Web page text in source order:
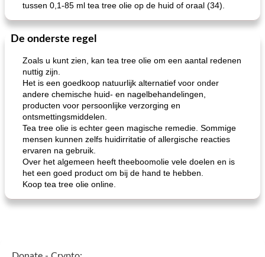
tussen 0,1-85 ml tea tree olie op de huid of oraal (34).
De onderste regel
Zoals u kunt zien, kan tea tree olie om een ​​aantal redenen
nuttig zijn.
Het is een goedkoop natuurlijk alternatief voor onder
andere chemische huid- en nagelbehandelingen,
producten voor persoonlijke verzorging en
ontsmettingsmiddelen.
Tea tree olie is echter geen magische remedie. Sommige
mensen kunnen zelfs huidirritatie of allergische reacties
ervaren na gebruik.
Over het algemeen heeft theeboomolie vele doelen en is
het een goed product om bij de hand te hebben.
Koop tea tree olie online.